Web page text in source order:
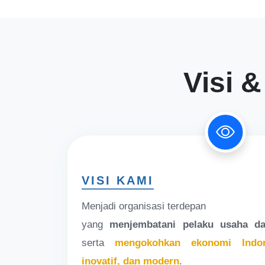
Visi
VISI KAMI
Menjadi organisasi terdepan
yang menjembatani pelaku usaha
serta mengokohkan ekonomi
inovatif, dan modern.